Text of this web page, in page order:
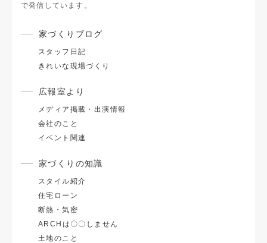
で発信しています。
家づくりブログ
スタッフ日記
きれいな現場づくり
広報室より
メディア掲載・出演情報
会社のこと
イベント関連
家づくりの知識
スタイル紹介
住宅ローン
断熱・気密
ARCHは〇〇しません
土地のこと